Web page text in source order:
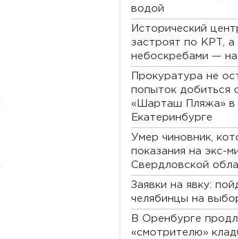
водой
Исторический
застроят по КРТ, а
небоскребами — на
Прокуратура не
попыток добиться
«Шарташ Пляжа» в
Екатеринбурге
Умер чиновник,
показания на экс-
Свердловской
Заявки на явку:
челябинцы на
В Оренбурге
«смотрителю»